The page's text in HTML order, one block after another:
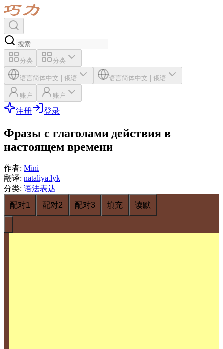
分类 分类
语言简体中文 | 俄语 语言简体中文 | 俄语
账户 账户
注册 登录
Фразы с глаголами действия в
настоящем времени
作者: Mini
翻译: nataliya.lyk
分类: 语法表达
配对1
配对2 配对3 填充 读默